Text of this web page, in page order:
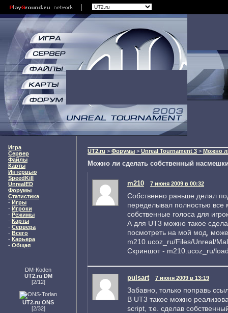
Игра
Сервер
Файлы
Карты
Интервью
SpeedKill
UnrealED
Форумы
Статистика
- Игры
- Игроки
- Режимы
- Карты
- Сервера
- Всего
- Карьера
- Общая
DM-Koden
UT2.ru DM
[2/12]
UT2.ru ONS
[2/32]
UT2.ru > Форумы > Unreal Tournament 3 > Можно
Можно ли сделать собственный
m210 7 июня 2009 в 00:32
Собственно раньше делал
переделывал полностью
собственные голоса для
А для UT3 можно такое
посмотреть на мой мод,
m210.ucoz_ru/Files/Unreal/
Скриншот - m210.ucoz_ru/
pulsart 7 июня 2009 в 13:19
Забавно, только поправь
В UT3 такое можно
script, т.е. сделав